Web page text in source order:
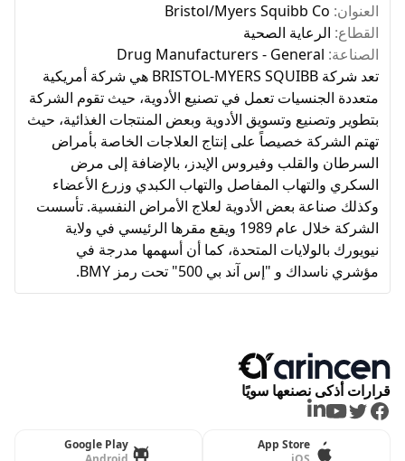
العنوان: Bristol/Myers Squibb Co
القطاع: الرعاية الصحية
الصناعة: Drug Manufacturers - General
تعد شركة BRISTOL-MYERS SQUIBB هي شركة أمريكية
متعددة الجنسيات تعمل في تصنيع الأدوية، حيث تقوم الشركة
بتطوير وتصنيع وتسويق الأدوية وبعض المنتجات الغذائية، حيث
تهتم الشركة خصيصاً على إنتاج العلاجات الخاصة بأمراض
السرطان والقلب وفيروس الإيدز، بالإضافة إلى مرض
السكري والتهاب المفاصل والتهاب الكبدي وزرع الأعضاء
وكذلك صناعة بعض الأدوية لعلاج الأمراض النفسية. تأسست
الشركة خلال عام 1989 ويقع مقرها الرئيسي في ولاية
نيويورك بالولايات المتحدة، كما أن أسهمها مدرجة في
مؤشري ناسداك و "إس آند بي 500" تحت رمز BMY.
قرارات أذكى نصنعها سويًا
Facebook
Twitter
Youtube
LinkedIn
App Store
Google Play